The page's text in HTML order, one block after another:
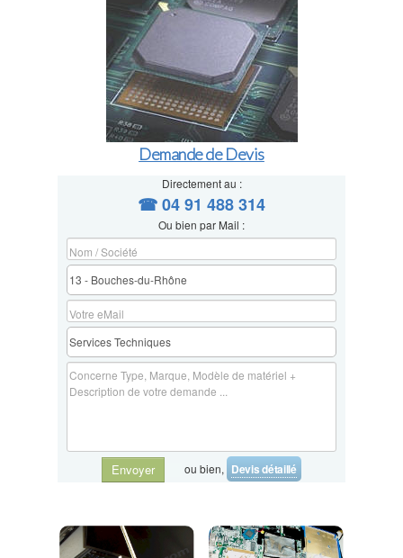
Demande de Devis
Directement au :
☎ 04 91 488 314
Ou bien par Mail :
Envoyer ou bien, Devis détaillé